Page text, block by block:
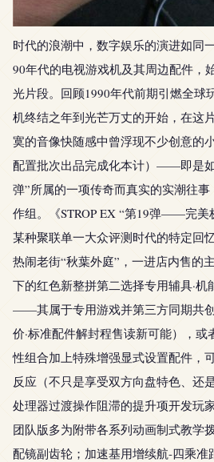
时代的浪潮中，数字娱乐的演进如同
90年代的电视游戏机及其周边配件，
光片段。回顾1990年代前期引燃全球
机终结之年到光芒万丈的开始，在这
寞的音像快随感中曾浮现不少创意的
配置批次出品完成化本计）——即是
弹”所属的一项传奇而真实的实潮往
作组。《STROP EX “第19弹——完美
某种聚联单一大众评测时代的特定回
热闹老街“秋葉外庭”，一进店内售的
下的红色新整拼第二选择专用辅具·
——其属于专用游戏并第三方同期共
价·标准配件解封程售读新可能），
性组合加上特殊增强显式设置配件，
反应（不只是享受双方向盘特色、还
处理器过渡操作阻滞的提升项开发玩
团队版多为附带各系列动画制式教学
配镜副齿轮；加速基用增续航-四乘